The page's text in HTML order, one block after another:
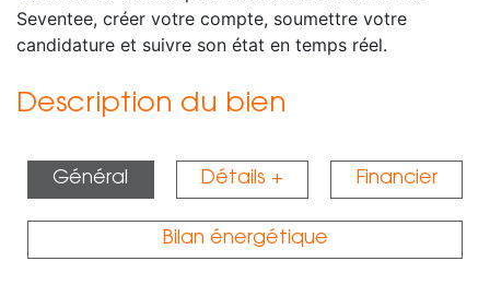
Seventee, créer votre compte, soumettre votre
candidature et suivre son état en temps réel.
Description du bien
Général Détails + Financier
Bilan énergétique